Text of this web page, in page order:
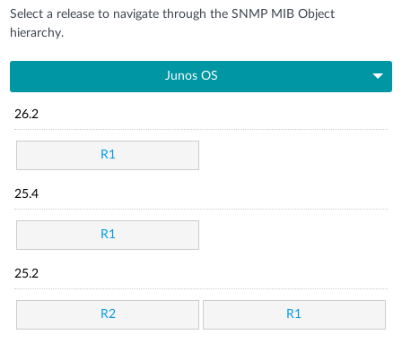
Select a release to navigate through the SNMP MIB Object
hierarchy.
Junos OS
26.2
R1
25.4
R1
25.2
R2 R1